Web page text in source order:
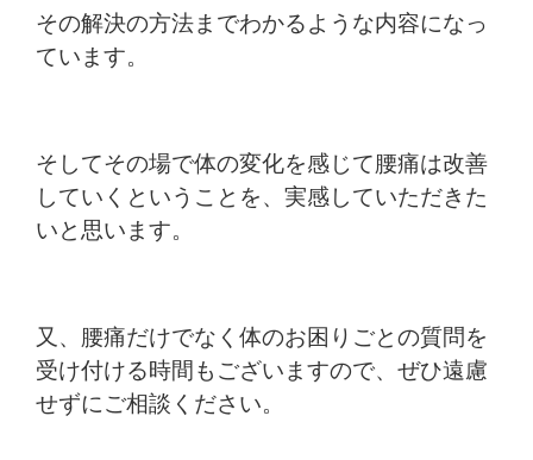
その解決の方法までわかるような内容になっ
ています。
そしてその場で体の変化を感じて腰痛は改善
していくということを、実感していただきた
いと思います。
又、腰痛だけでなく体のお困りごとの質問を
受け付ける時間もございますので、ぜひ遠慮
せずにご相談ください。